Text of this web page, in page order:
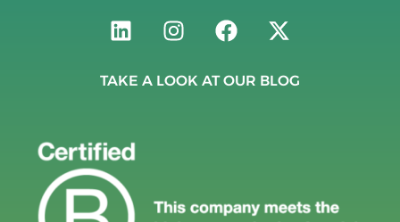
TAKE A LOOK AT OUR BLOG